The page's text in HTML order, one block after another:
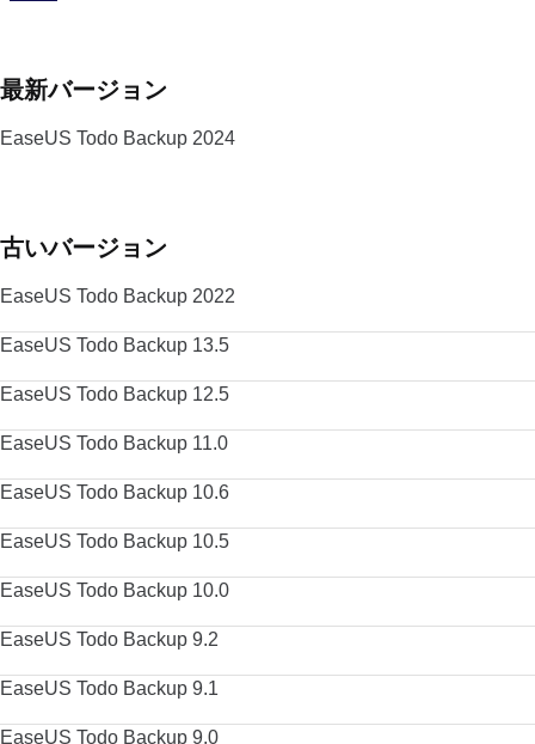
最新バージョン
EaseUS Todo Backup 2024
古いバージョン
EaseUS Todo Backup 2022
EaseUS Todo Backup 13.5
EaseUS Todo Backup 12.5
EaseUS Todo Backup 11.0
EaseUS Todo Backup 10.6
EaseUS Todo Backup 10.5
EaseUS Todo Backup 10.0
EaseUS Todo Backup 9.2
EaseUS Todo Backup 9.1
EaseUS Todo Backup 9.0